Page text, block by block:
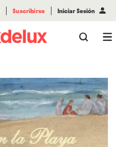
Suscribirse Iniciar Sesión